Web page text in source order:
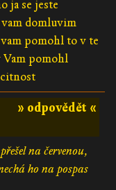
ja se jeste
domluvim
pomohl to v te
pomohl
» odpovědět «
na červenou,
ho na pospas